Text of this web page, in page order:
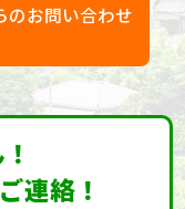
のお問い合わせ
連絡！